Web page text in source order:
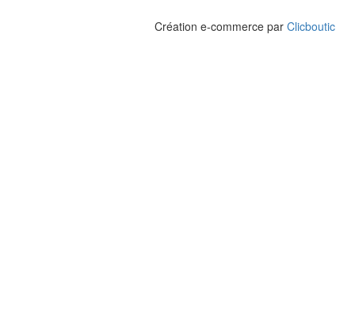
Création e-commerce par Clicboutic